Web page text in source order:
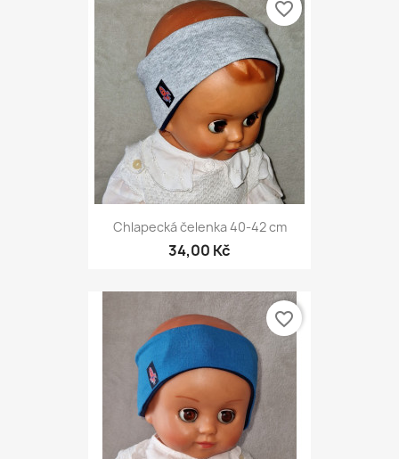
Chlapecká čelenka 40-42 cm
34,00 Kč
favorite_border
favorite_border